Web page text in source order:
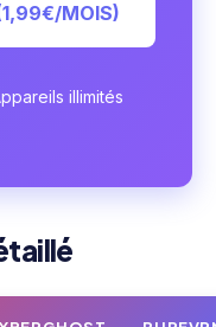
MOIS)
illimités